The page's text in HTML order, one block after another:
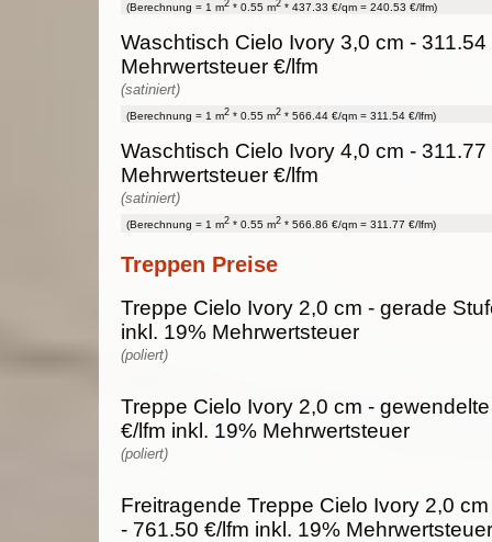
(Berechnung = 1 m2 * 0.55 m2 * 437.33 €/qm = 240.53 €/lfm)
Waschtisch Cielo Ivory 3,0 cm -
Mehrwertsteuer €/lfm
(satiniert)
(Berechnung = 1 m2 * 0.55 m2 * 566.44 €/qm = 311.54 €/lfm)
Waschtisch Cielo Ivory 4,0 cm -
Mehrwertsteuer €/lfm
(satiniert)
(Berechnung = 1 m2 * 0.55 m2 * 566.86 €/qm = 311.77 €/lfm)
Treppen Preise
Treppe Cielo Ivory 2,0 cm - gerade
inkl. 19% Mehrwertsteuer
(poliert)
Treppe Cielo Ivory 2,0 cm -
€/lfm inkl. 19% Mehrwertsteuer
(poliert)
Freitragende Treppe Cielo Ivory 2,0
- 761.50 €/lfm inkl. 19% Mehrwertsteuer